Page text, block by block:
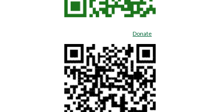
Donate